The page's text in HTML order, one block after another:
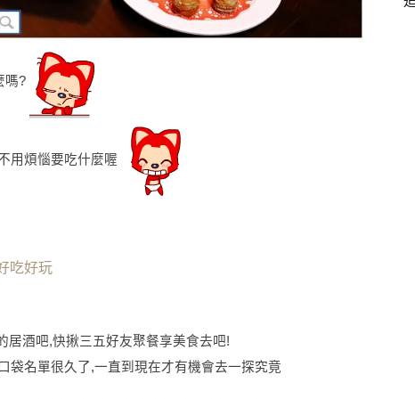
嗎?
用煩惱要吃什麼喔
吃好玩
居酒吧,快揪三五好友聚餐享美食去吧!
袋名單很久了,一直到現在才有機會去一探究竟